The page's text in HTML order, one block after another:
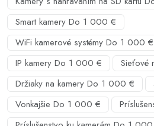
Smart kamery Do 1 000 €
WiFi kamerové systémy Do 1 000 €
IP kamery Do 1 000 €
Sieťové
Držiaky na kamery Do 1 000 €
Vonkajšie Do 1 000 €